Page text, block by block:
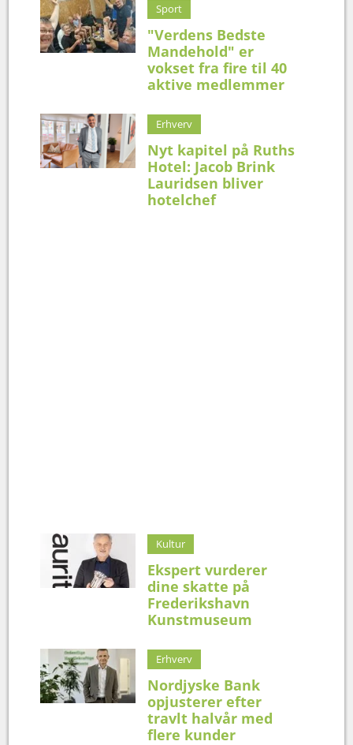
Sport
"Verdens Bedste
Mandehold" er
vokset fra fire til 40
aktive medlemmer
Erhverv
Nyt kapitel på Ruths
Hotel: Jacob Brink
Lauridsen bliver
hotelchef
Kultur
Ekspert vurderer
dine skatte på
Frederikshavn
Kunstmuseum
Erhverv
Nordjyske Bank
opjusterer efter
travlt halvår med
flere kunder